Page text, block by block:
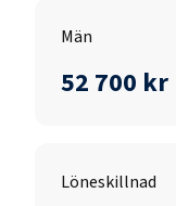
Män
52 700 kr
Löneskillnad